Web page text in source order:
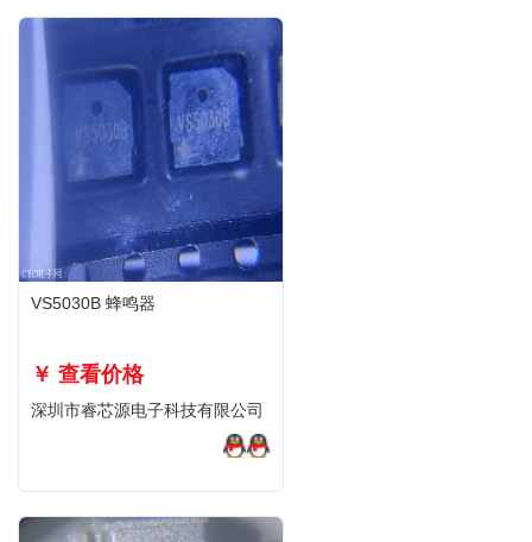
VS5030B 蜂鸣器
￥ 查看价格
深圳市睿芯源电子科技有限公司